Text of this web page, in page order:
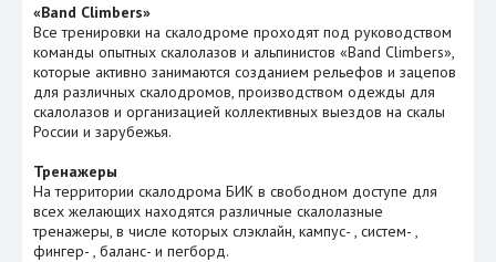
«Band Climbers»
Все тренировки на скалодроме проходят под руководством
команды опытных скалолазов и альпинистов «Band Climbers»,
которые активно занимаются созданием рельефов и зацепов
для различных скалодромов, производством одежды для
скалолазов и организацией коллективных выездов на скалы
России и зарубежья.
Тренажеры
На территории скалодрома БИК в свободном доступе для
всех желающих находятся различные скалолазные
тренажеры, в числе которых слэклайн, кампус- , систем- ,
фингер- , баланс- и пегборд.